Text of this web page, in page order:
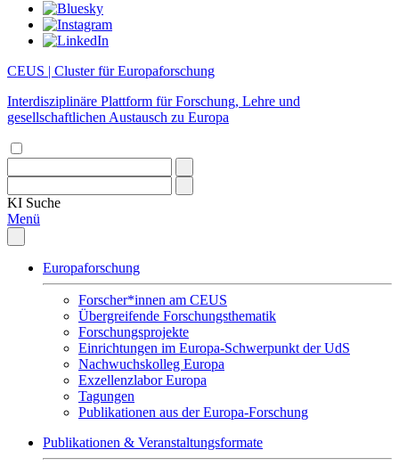
CEUS | Cluster für Europaforschung
Interdisziplinäre Plattform für Forschung, Lehre und
gesellschaftlichen Austausch zu Europa
KI Suche
Menü
Europaforschung
Forscher*innen am CEUS
Übergreifende Forschungsthematik
Forschungsprojekte
Einrichtungen im Europa-Schwerpunkt der UdS
Nachwuchskolleg Europa
Exzellenzlabor Europa
Tagungen
Publikationen aus der Europa-Forschung
Publikationen & Veranstaltungsformate